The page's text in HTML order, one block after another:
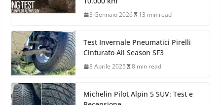
3 Gennaio 2026 13 min read
Test Invernale Pneumatici Pirelli
Cinturato All Season SF3
8 Aprile 2025 8 min read
Michelin Pilot Alpin 5 SUV: Test e